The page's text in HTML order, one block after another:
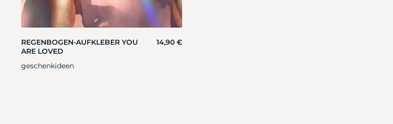
REGENBOGEN-AUFKLEBER YOU
ARE LOVED
14,90 €
geschenkideen